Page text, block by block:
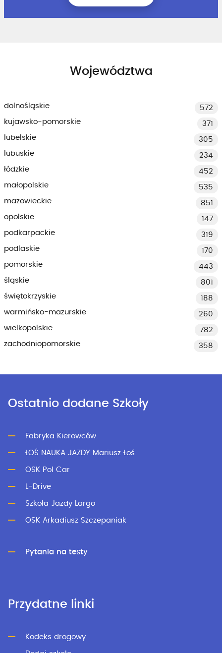
Województwa
dolnośląskie
572
kujawsko-pomorskie
371
lubelskie
305
lubuskie
234
łódzkie
452
małopolskie
535
mazowieckie
851
opolskie
147
podkarpackie
319
podlaskie
170
pomorskie
443
śląskie
801
świętokrzyskie
188
warmińsko-mazurskie
260
wielkopolskie
782
zachodniopomorskie
358
Ostatnio dodane Szkoły
Fabryka Kierowców
ŁOŚ NAUKA JAZDY Mariusz Łoś
OSK Pol Car
L-Drive
Szkoła Jazdy Largo
OSK Arkadiusz Szczepaniak
Pytania na testy
Przydatne linki
Kodeks drogowy